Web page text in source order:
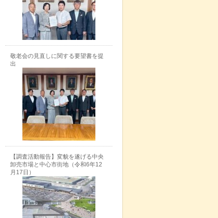
敬老会の見直しに関する要望書を提
出
【調査活動報告】変貌を遂げる中央
卸売市場と中心市街地（令和6年12
月17日）